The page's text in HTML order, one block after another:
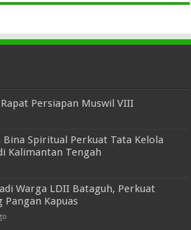
Persiapan Muswil VIII
Bina Spiritual Perkuat Tata Kelola
Kalimantan Tengah
Warga LDII Bataguh, Perkuat
Pangan Kapuas